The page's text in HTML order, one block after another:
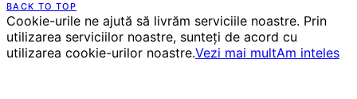
BACK TO TOP
Cookie-urile ne ajută să livrăm serviciile noastre. Prin
utilizarea serviciilor noastre, sunteți de acord cu
utilizarea cookie-urilor noastre.Vezi mai multAm inteles